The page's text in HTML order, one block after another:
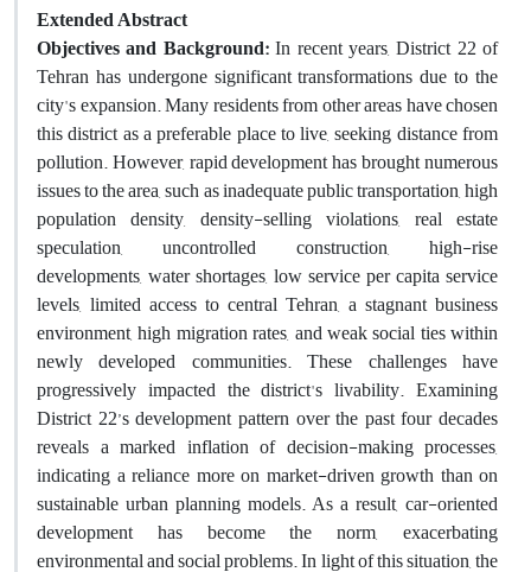
Extended Abstract
Objectives and Background:In recent years, District 22 of
Tehran has undergone significant transformations due to the
city's expansion. Many residents from other areas have chosen
this district as a preferable place to live, seeking distance from
pollution. However, rapid development has brought numerous
issues to the area, such as inadequate public transportation, high
population density, density-selling violations, real estate
speculation, uncontrolled construction, high-rise
developments, water shortages, low service per capita service
levels, limited access to central Tehran, a stagnant business
environment, high migration rates, and weak social ties within
newly developed communities. These challenges have
progressively impacted the district's livability. Examining
District 22’s development pattern over the past four decades
reveals a marked inflation of decision-making processes,
indicating a reliance more on market-driven growth than on
sustainable urban planning models. As a result, car-oriented
development has become the norm, exacerbating
environmental and social problems. In light of this situation, the